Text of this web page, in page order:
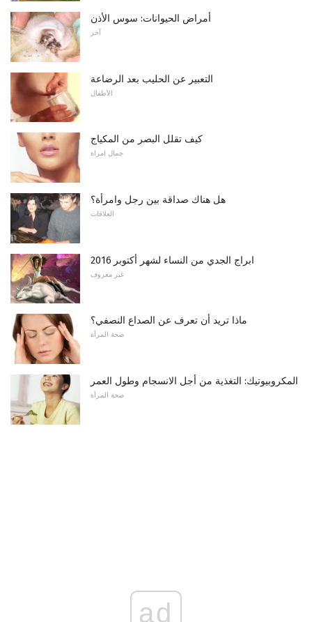
أمراض الحيوانات: سوس الأذن
آخر
التعبير عن الحليب بعد الرضاعة
الأطفال
كيف تقلل البصر من المكياج
جمال امراة
هل هناك صداقة بين رجل وامرأة؟
العلاقات
ابراج الجدي من النساء لشهر أكتوبر 2016
غير معروف
ماذا تريد أن تعرف عن الصداع النصفي؟
صحة المرأة
المكروبيوتيك: التغذية من أجل الانسجام وطول العمر
صحة المرأة
ad